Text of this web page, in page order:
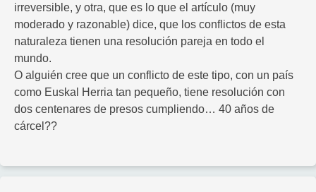
irreversible, y otra, que es lo que el artículo (muy
moderado y razonable) dice, que los conflictos de esta
naturaleza tienen una resolución pareja en todo el
mundo.
O alguién cree que un conflicto de este tipo, con un país
como Euskal Herria tan pequeño, tiene resolución con
dos centenares de presos cumpliendo… 40 años de
cárcel??